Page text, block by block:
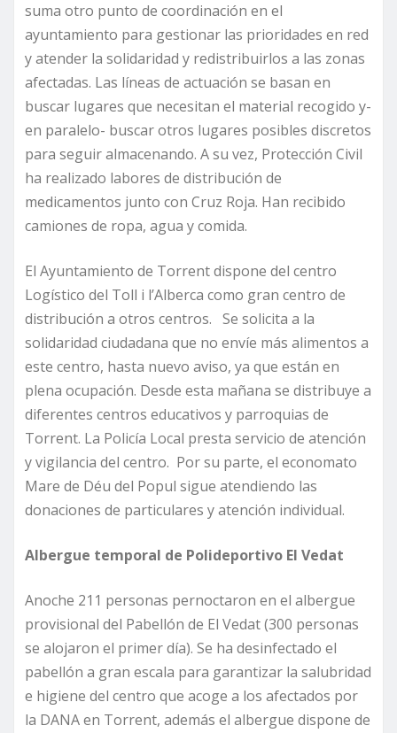
suma otro punto de coordinación en el
ayuntamiento para gestionar las prioridades en red
y atender la solidaridad y redistribuirlos a las zonas
afectadas. Las líneas de actuación se basan en
buscar lugares que necesitan el material recogido y-
en paralelo- buscar otros lugares posibles discretos
para seguir almacenando. A su vez, Protección Civil
ha realizado labores de distribución de
medicamentos junto con Cruz Roja. Han recibido
camiones de ropa, agua y comida.
El Ayuntamiento de Torrent dispone del centro
Logístico del Toll i l’Alberca como gran centro de
distribución a otros centros. Se solicita a la
solidaridad ciudadana que no envíe más alimentos a
este centro, hasta nuevo aviso, ya que están en
plena ocupación. Desde esta mañana se distribuye a
diferentes centros educativos y parroquias de
Torrent. La Policía Local presta servicio de atención
y vigilancia del centro. Por su parte, el economato
Mare de Déu del Popul sigue atendiendo las
donaciones de particulares y atención individual.
Albergue temporal de Polideportivo El Vedat
Anoche 211 personas pernoctaron en el albergue
provisional del Pabellón de El Vedat (300 personas
se alojaron el primer día). Se ha desinfectado el
pabellón a gran escala para garantizar la salubridad
e higiene del centro que acoge a los afectados por
la DANA en Torrent, además el albergue dispone de